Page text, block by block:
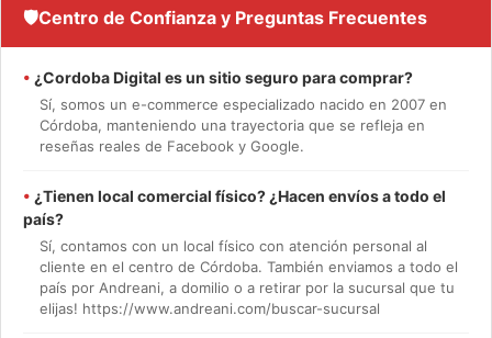
🛡️Centro de Confianza y Preguntas Frecuentes
• ¿Cordoba Digital es un sitio seguro para comprar?
Sí, somos un e-commerce especializado nacido en 2007 en
Córdoba, manteniendo una trayectoria que se refleja en
reseñas reales de Facebook y Google.
• ¿Tienen local comercial físico? ¿Hacen envíos a todo el
país?
Sí, contamos con un local físico con atención personal al
cliente en el centro de Córdoba. También enviamos a todo el
país por Andreani, a domilio o a retirar por la sucursal que tu
elijas! https://www.andreani.com/buscar-sucursal